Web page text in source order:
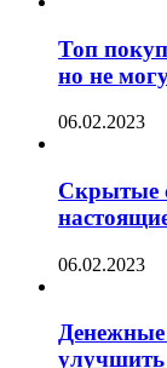
Топ
но не
06.02.2023
Скрытые
06.02.2023
Денежные
улучшить